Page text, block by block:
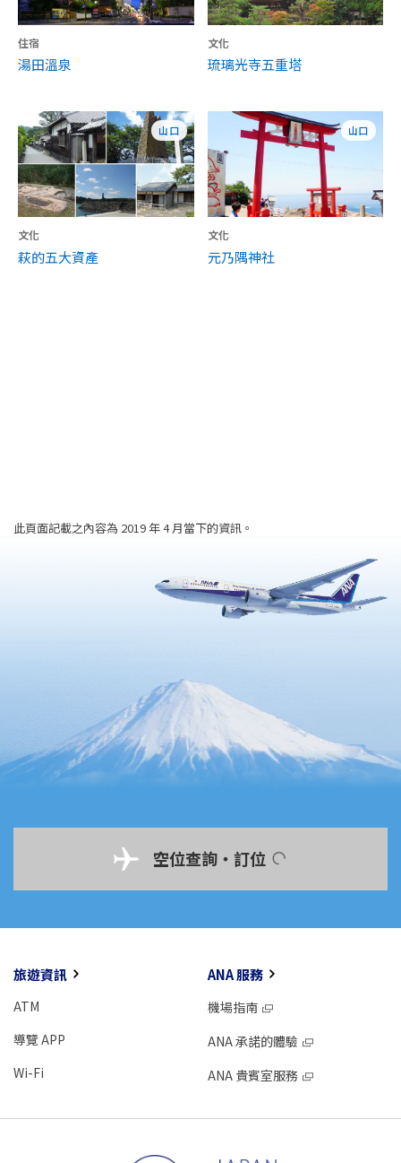
住宿
湯田溫泉
文化
琉璃光寺五重塔
山口
文化
萩的五大資產
山口
文化
元乃隅神社
此頁面記載之內容為 2019 年 4 月當下的資訊。
空位查詢・訂位
旅遊資訊
ATM
導覽 APP
Wi-Fi
ANA 服務
機場指南
ANA 承諾的體驗
ANA 貴賓室服務